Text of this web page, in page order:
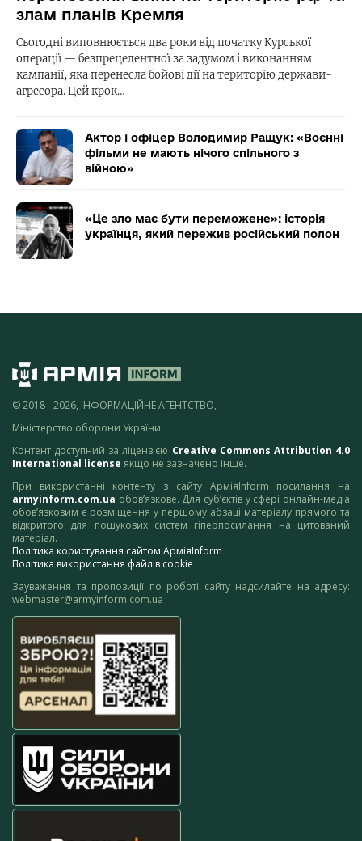
злам планів Кремля
Сьогодні виповнюється два роки від початку Курської
операції — безпрецедентної за задумом і виконанням
кампанії, яка перенесла бойові дії на територію держави-
агресора. Цей крок…
Актор і офіцер Володимир Ращук: «Воєнні
фільми не мають нічого спільного з
війною»
«Це зло має бути переможене»: історія
українця, який пережив російський полон
© 2018 - 2026, ІНФОРМАЦІЙНЕ АГЕНТСТВО,
Міністерство оборони України
Контент доступний за ліцензією Creative Commons Attribution 4.0
International license якщо не зазначено інше.
При використанні контенту з сайту АрміяInform посилання на
armyinform.com.ua обов’язкове. Для суб’єктів у сфері онлайн-медіа
обов’язковим є розміщення у першому абзаці матеріалу прямого та
відкритого для пошукових систем гіперпосилання на цитований
матеріал.
Політика користування сайтом АрміяInform
Політика використання файлів cookie
Зауваження та пропозиції по роботі сайту надсилайте на адресу:
webmaster@armyinform.com.ua